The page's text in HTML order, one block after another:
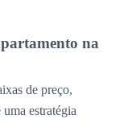
na
de preço,
uma estratégia